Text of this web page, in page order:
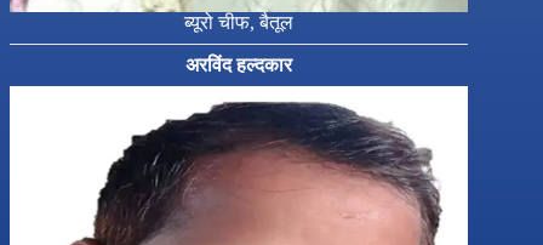
ब्यूरो चीफ, बैतूल
अरविंद हल्दकार